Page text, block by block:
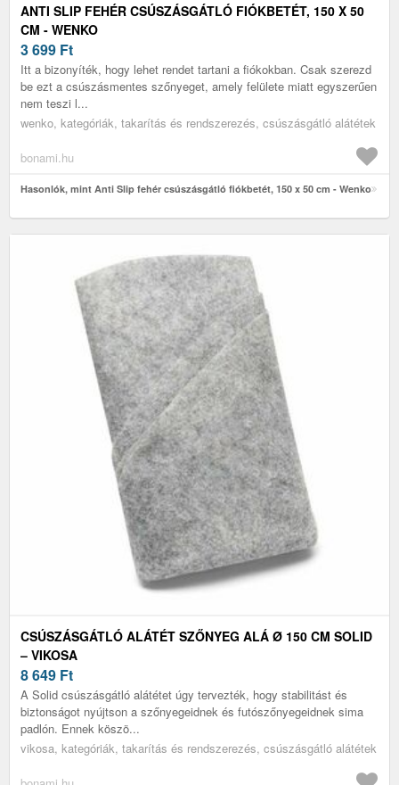
ANTI SLIP FEHÉR CSÚSZÁSGÁTLÓ FIÓKBETÉT, 150 X 50
CM - WENKO
3 699 Ft
Itt a bizonyíték, hogy lehet rendet tartani a fiókokban. Csak szerezd
be ezt a csúszásmentes szőnyeget, amely felülete miatt egyszerűen
nem teszi l...
wenko, kategóriák, takarítás és rendszerezés, csúszásgátló alátétek
bonami.hu
Hasonlók, mint Anti Slip fehér csúszásgátló fiókbetét, 150 x 50 cm - Wenko
CSÚSZÁSGÁTLÓ ALÁTÉT SZŐNYEG ALÁ Ø 150 CM SOLID
– VIKOSA
8 649 Ft
A Solid csúszásgátló alátétet úgy tervezték, hogy stabilitást és
biztonságot nyújtson a szőnyegeidnek és futószőnyegeidnek sima
padlón. Ennek köszö...
vikosa, kategóriák, takarítás és rendszerezés, csúszásgátló alátétek